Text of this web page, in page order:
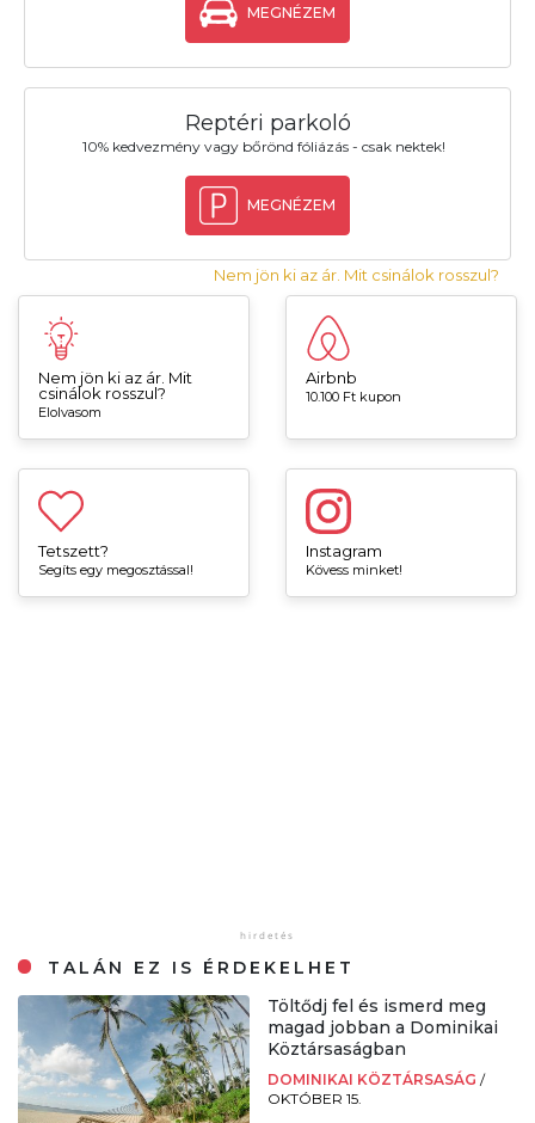
MEGNÉZEM
Reptéri parkoló
10% kedvezmény vagy bőrönd fóliázás - csak nektek!
MEGNÉZEM
Nem jön ki az ár. Mit csinálok rosszul?
Nem jön ki az ár. Mit
csinálok rosszul?
Elolvasom
Airbnb
10.100 Ft kupon
Tetszett?
Segíts egy megosztással!
Instagram
Kövess minket!
TALÁN EZ IS ÉRDEKELHET
Töltődj fel és ismerd meg
magad jobban a Dominikai
Köztársaságban
DOMINIKAI KÖZTÁRSASÁG /
OKTÓBER 15.